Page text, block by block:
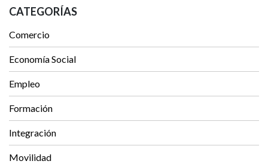
CATEGORÍAS
Comercio
Economía Social
Empleo
Formación
Integración
Movilidad